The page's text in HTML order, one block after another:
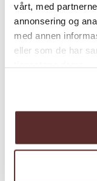
vårt, med
annonsering og
med annen
eller som de har